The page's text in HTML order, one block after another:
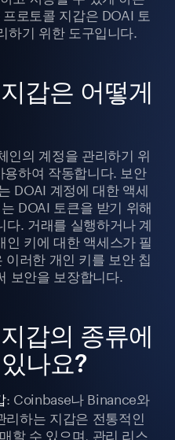
로토콜 지갑은 DOAI 토
하기 위한 도구입니다.
갑은 어떻게
인의 계정을 관리하기 위
하여 작동합니다. 보안
DOAI 계정에 대한 액세
DOAI 토큰을 받기 위해
. 거래를 실행하거나 계
키에 대한 액세스가 필
러한 개인 키를 보안 칩
보안을 보장합니다.
갑의 종류에
나요?
: Coinbase나 Binance와
하는 지갑은 전통적인
할 수 있으며, 관리 리스